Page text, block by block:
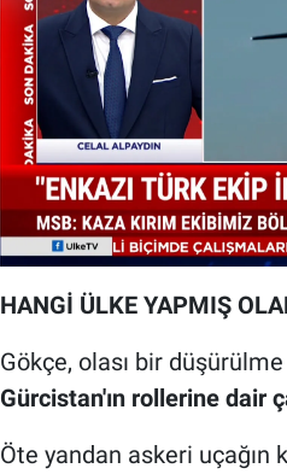
HANGİ ÜLKE YAPMIŞ
Gökçe, olası bir
Gürcistan'ın rollerine dair
Öte yandan askeri uçağın